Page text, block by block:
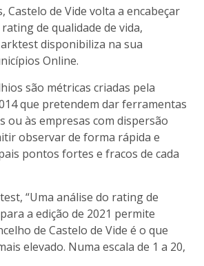
Castelo de Vide volta a encabeçar
de qualidade de vida,
disponibiliza na sua
Online.
são métricas criadas pela
que pretendem dar ferramentas
ou às empresas com dispersão
observar de forma rápida e
pontos fortes e fracos de cada
“Uma análise do rating de
a edição de 2021 permite
de Castelo de Vide é o que
elevado. Numa escala de 1 a 20,